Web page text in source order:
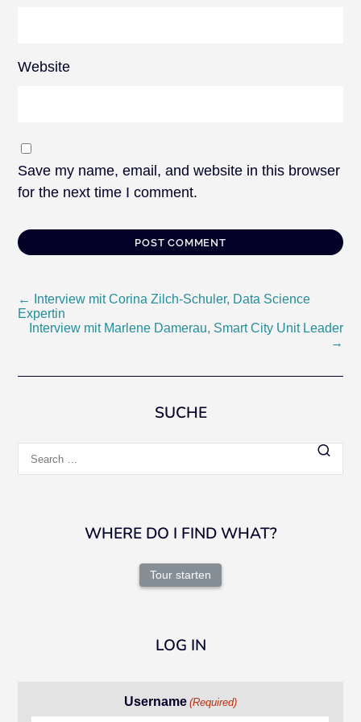
Website
Save my name, email, and website in this browser
for the next time I comment.
Post
navigation
←
Interview mit Corina Zilch-Schuler, Data Science
Expertin
Interview mit Marlene Damerau, Smart City Unit Leader
→
SUCHE
for:
WHERE DO I FIND WHAT?
Tour starten
LOG IN
Username (Required)